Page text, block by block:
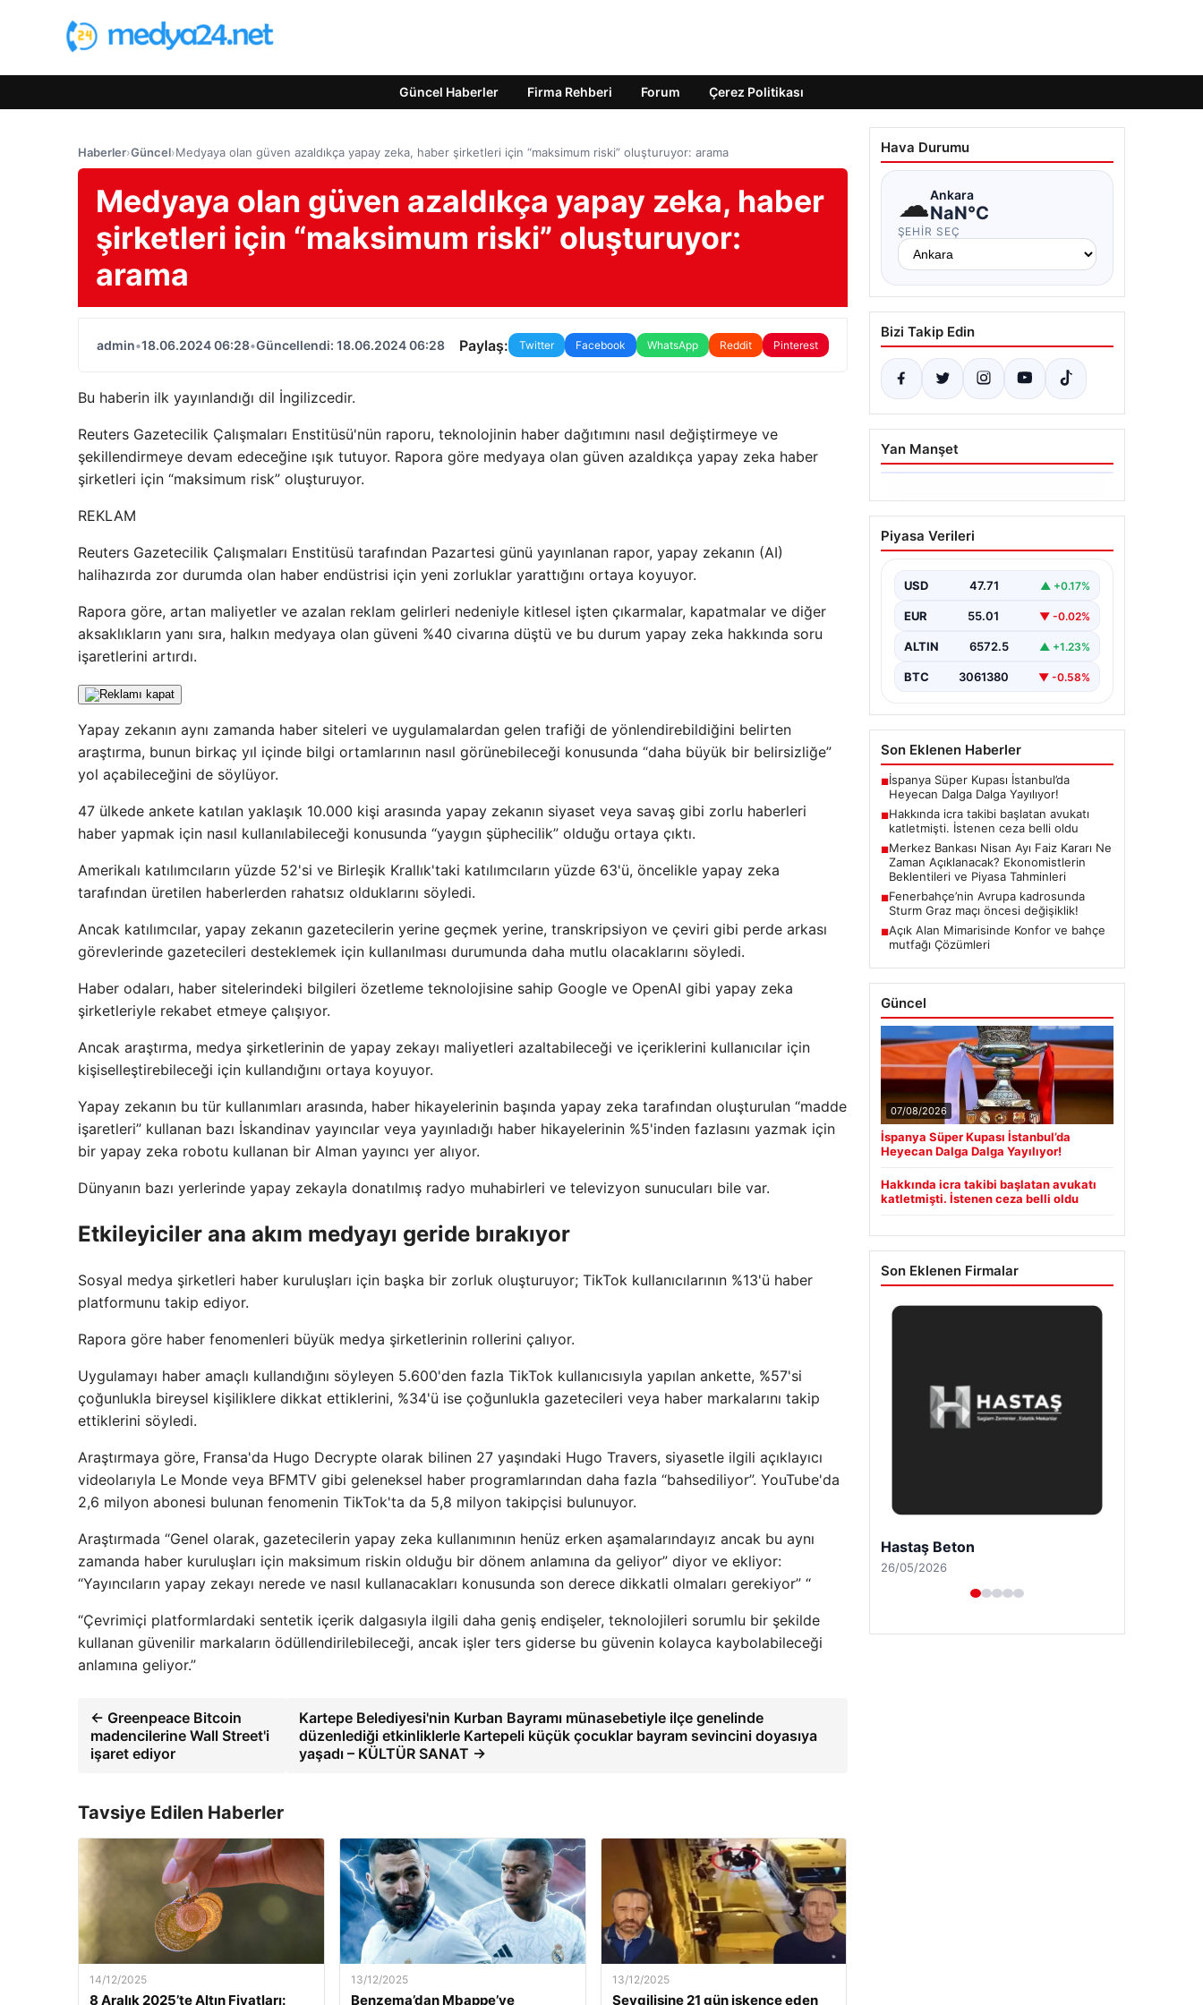
Güncel Haberler Firma Rehberi Forum Çerez Politikası
Haberler›Güncel›Medyaya olan güven azaldıkça yapay zeka, haber şirketleri için “maksimum riski” oluşturuyor: arama
Medyaya olan güven azaldıkça yapay zeka, haber
şirketleri için “maksimum riski” oluşturuyor:
arama
admin•18.06.2024 06:28•Güncellendi: 18.06.2024 06:28 Paylaş: Twitter Facebook WhatsApp Reddit Pinterest
Bu haberin ilk yayınlandığı dil İngilizcedir.
Reuters Gazetecilik Çalışmaları Enstitüsü'nün raporu, teknolojinin haber dağıtımını nasıl değiştirmeye ve
şekillendirmeye devam edeceğine ışık tutuyor. Rapora göre medyaya olan güven azaldıkça yapay zeka haber
şirketleri için “maksimum risk” oluşturuyor.
REKLAM
Reuters Gazetecilik Çalışmaları Enstitüsü tarafından Pazartesi günü yayınlanan rapor, yapay zekanın (AI)
halihazırda zor durumda olan haber endüstrisi için yeni zorluklar yarattığını ortaya koyuyor.
Rapora göre, artan maliyetler ve azalan reklam gelirleri nedeniyle kitlesel işten çıkarmalar, kapatmalar ve diğer
aksaklıkların yanı sıra, halkın medyaya olan güveni %40 civarına düştü ve bu durum yapay zeka hakkında soru
işaretlerini artırdı.
Yapay zekanın aynı zamanda haber siteleri ve uygulamalardan gelen trafiği de yönlendirebildiğini belirten
araştırma, bunun birkaç yıl içinde bilgi ortamlarının nasıl görünebileceği konusunda “daha büyük bir belirsizliğe”
yol açabileceğini de söylüyor.
47 ülkede ankete katılan yaklaşık 10.000 kişi arasında yapay zekanın siyaset veya savaş gibi zorlu haberleri
haber yapmak için nasıl kullanılabileceği konusunda “yaygın şüphecilik” olduğu ortaya çıktı.
Amerikalı katılımcıların yüzde 52'si ve Birleşik Krallık'taki katılımcıların yüzde 63'ü, öncelikle yapay zeka
tarafından üretilen haberlerden rahatsız olduklarını söyledi.
Ancak katılımcılar, yapay zekanın gazetecilerin yerine geçmek yerine, transkripsiyon ve çeviri gibi perde arkası
görevlerinde gazetecileri desteklemek için kullanılması durumunda daha mutlu olacaklarını söyledi.
Haber odaları, haber sitelerindeki bilgileri özetleme teknolojisine sahip Google ve OpenAI gibi yapay zeka
şirketleriyle rekabet etmeye çalışıyor.
Ancak araştırma, medya şirketlerinin de yapay zekayı maliyetleri azaltabileceği ve içeriklerini kullanıcılar için
kişiselleştirebileceği için kullandığını ortaya koyuyor.
Yapay zekanın bu tür kullanımları arasında, haber hikayelerinin başında yapay zeka tarafından oluşturulan “madde
işaretleri” kullanan bazı İskandinav yayıncılar veya yayınladığı haber hikayelerinin %5'inden fazlasını yazmak için
bir yapay zeka robotu kullanan bir Alman yayıncı yer alıyor.
Dünyanın bazı yerlerinde yapay zekayla donatılmış radyo muhabirleri ve televizyon sunucuları bile var.
Etkileyiciler ana akım medyayı geride bırakıyor
Sosyal medya şirketleri haber kuruluşları için başka bir zorluk oluşturuyor; TikTok kullanıcılarının %13'ü haber
platformunu takip ediyor.
Rapora göre haber fenomenleri büyük medya şirketlerinin rollerini çalıyor.
Uygulamayı haber amaçlı kullandığını söyleyen 5.600'den fazla TikTok kullanıcısıyla yapılan ankette, %57'si
çoğunlukla bireysel kişiliklere dikkat ettiklerini, %34'ü ise çoğunlukla gazetecileri veya haber markalarını takip
ettiklerini söyledi.
Araştırmaya göre, Fransa'da Hugo Decrypte olarak bilinen 27 yaşındaki Hugo Travers, siyasetle ilgili açıklayıcı
videolarıyla Le Monde veya BFMTV gibi geleneksel haber programlarından daha fazla “bahsediliyor”. YouTube'da
2,6 milyon abonesi bulunan fenomenin TikTok'ta da 5,8 milyon takipçisi bulunuyor.
Araştırmada “Genel olarak, gazetecilerin yapay zeka kullanımının henüz erken aşamalarındayız ancak bu aynı
zamanda haber kuruluşları için maksimum riskin olduğu bir dönem anlamına da geliyor” diyor ve ekliyor:
“Yayıncıların yapay zekayı nerede ve nasıl kullanacakları konusunda son derece dikkatli olmaları gerekiyor” “
“Çevrimiçi platformlardaki sentetik içerik dalgasıyla ilgili daha geniş endişeler, teknolojileri sorumlu bir şekilde
kullanan güvenilir markaların ödüllendirilebileceği, ancak işler ters giderse bu güvenin kolayca kaybolabileceği
anlamına geliyor.”
← Greenpeace Bitcoin
madencilerine Wall Street'i
işaret ediyor
Kartepe Belediyesi'nin Kurban Bayramı münasebetiyle ilçe genelinde
düzenlediği etkinliklerle Kartepeli küçük çocuklar bayram sevincini doyasıya
yaşadı – KÜLTÜR SANAT →
Tavsiye Edilen Haberler
14/12/2025
8 Aralık 2025’te Altın Fiyatları:
13/12/2025
Benzema’dan Mbappe’ye
13/12/2025
Sevgilisine 21 gün işkence eden
Hava Durumu
☁Ankara
NaN°C
ŞEHIR SEÇ
Bizi Takip Edin
Yan Manşet
06.08.2026
Hakkında icra takibi
başlatan avukatı
belli oldu
{“title”: “İcra Takibine Zarar Verme
Nedeniyle Avukata Yönelik Silahlı
“content”:…
Piyasa Verileri
USD 47.71 ▲ +0.17%
EUR 55.01 ▼ -0.02%
ALTIN 6572.5 ▲ +1.23%
BTC 3061380 ▼ -0.58%
Son Eklenen Haberler
■İspanya Süper Kupası İstanbul’da
Heyecan Dalga Dalga Yayılıyor!
■Hakkında icra takibi başlatan avukatı
katletmişti. İstenen ceza belli oldu
■Merkez Bankası Nisan Ayı Faiz Kararı Ne
Zaman Açıklanacak? Ekonomistlerin
Beklentileri ve Piyasa Tahminleri
■Fenerbahçe’nin Avrupa kadrosunda
Sturm Graz maçı öncesi değişiklik!
■Açık Alan Mimarisinde Konfor ve bahçe
mutfağı Çözümleri
Güncel
07/08/2026
İspanya Süper Kupası İstanbul’da
Heyecan Dalga Dalga Yayılıyor!
Hakkında icra takibi başlatan avukatı
katletmişti. İstenen ceza belli oldu
Son Eklenen Firmalar
Enes Kaplan Avukatlık Bürosu
28/04/2026